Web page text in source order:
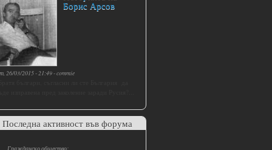
Борис Арсов
26/03/2015 - 21:49-commie
Последна активност във форума